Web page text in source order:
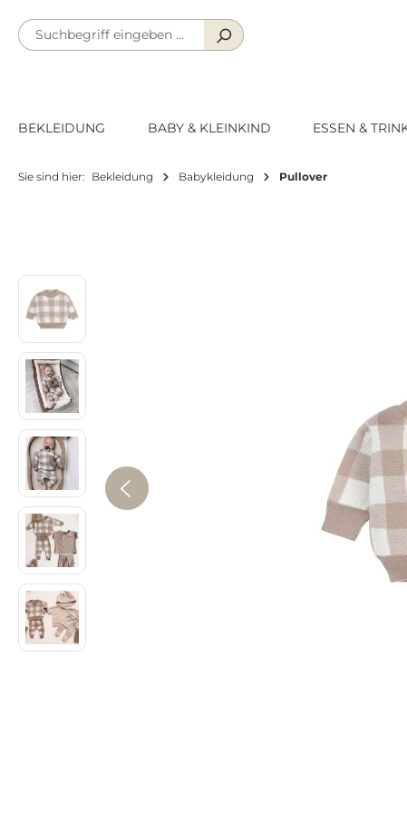
Hauptinhalt springen
Zur Suche springen
Zur Hauptnavigation springen
BEKLEIDUNG BABY & KLEINKIND ESSEN &
Sie sind hier: Bekleidung Babykleidung Pullover
Bildergalerie überspringen